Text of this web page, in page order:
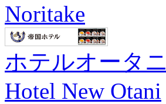
Noritake
ホテルオータニ
Hotel New Otani